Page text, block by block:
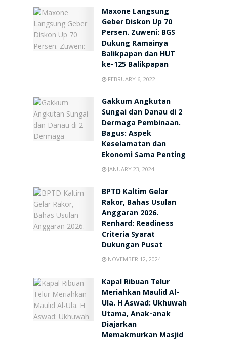
Maxone Langsung
Geber Diskon Up 70
Persen. Zuweni: BGS
Dukung Ramainya
Balikpapan dan HUT
ke-125 Balikpapan
FEBRUARY 6, 2022
Gakkum Angkutan
Sungai dan Danau di 2
Dermaga Pembinaan.
Bagus: Aspek
Keselamatan dan
Ekonomi Sama Penting
JANUARY 23, 2024
BPTD Kaltim Gelar
Rakor, Bahas Usulan
Anggaran 2026.
Renhard: Readiness
Criteria Syarat
Dukungan Pusat
NOVEMBER 12, 2024
Kapal Ribuan Telur
Meriahkan Maulid Al-
Ula. H Aswad: Ukhuwah
Utama, Anak-anak
Diajarkan
Memakmurkan Masjid